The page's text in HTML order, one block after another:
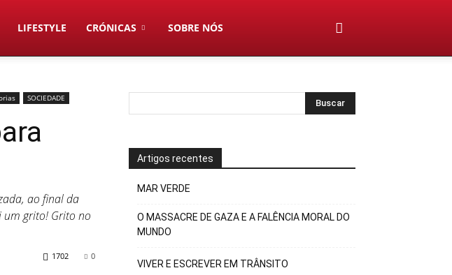
LIFESTYLE CRÓNICAS SOBRE NÓS
SOCIEDADE
ao final da
um grito! Grito no
0
1702
Artigos recentes
MAR VERDE
O MASSACRE DE GAZA E A FALÊNCIA MORAL DO
MUNDO
VIVER E ESCREVER EM TRÂNSITO